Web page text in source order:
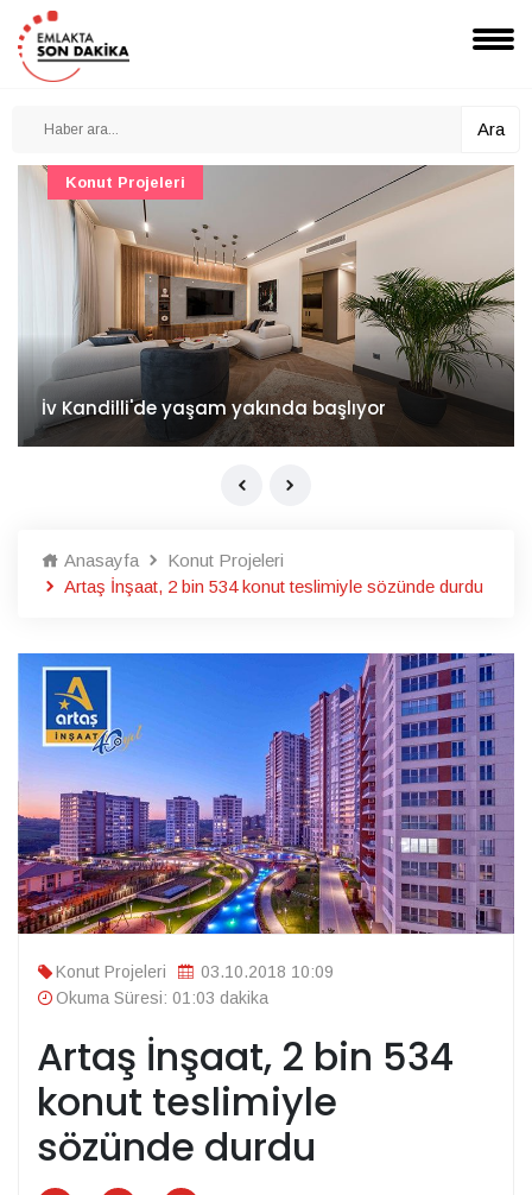
Ara
İv Kandilli'de yaşam yakında başlıyor
Konut Projeleri
Anasayfa
Konut Projeleri
Artaş İnşaat, 2 bin 534 konut teslimiyle sözünde durdu
Konut Projeleri
03.10.2018 10:09
Okuma Süresi: 01:03 dakika
Artaş İnşaat, 2 bin 534
konut teslimiyle
sözünde durdu